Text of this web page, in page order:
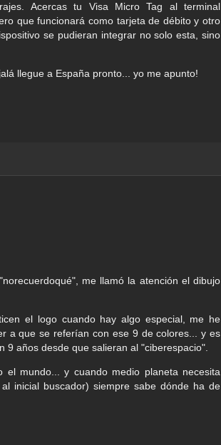
Acercas tu Visa Micro Tag al terminal
que funcionará como tarjeta de débito y otro
se pudieran integrar no solo esta, sino
llegue a España pronto... yo me apunto!
me llamó la atención el dibujo
el logo cuando hay algo especial, me he
a que se referían con ese 9 de colores... y es
9 años desde que salieran al "ciberespacio".
el mundo... y cuando medio planeta necesita
inicial buscador) siempre sabe dónde ha de